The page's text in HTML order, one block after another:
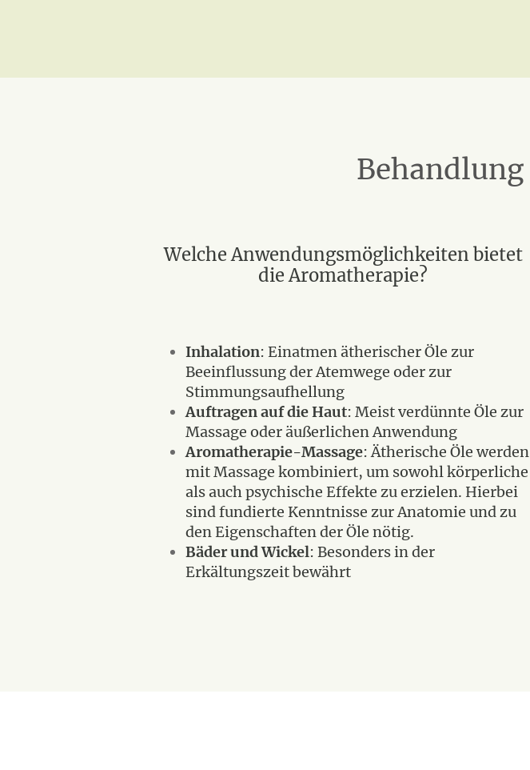
Behandlung
Welche Anwendungsmöglichkeiten bietet
die Aromatherapie?
Inhalation: Einatmen ätherischer Öle zur
Beeinflussung der Atemwege oder zur
Stimmungsaufhellung
Auftragen auf die Haut: Meist verdünnte Öle zur
Massage oder äußerlichen Anwendung
Aromatherapie-Massage: Ätherische Öle werden
mit Massage kombiniert, um sowohl körperliche
als auch psychische Effekte zu erzielen. Hierbei
sind fundierte Kenntnisse zur Anatomie und zu
den Eigenschaften der Öle nötig.
Bäder und Wickel: Besonders in der
Erkältungszeit bewährt